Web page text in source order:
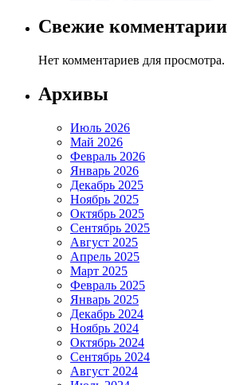
Свежие комментарии
Нет комментариев для просмотра.
Архивы
Июль 2026
Май 2026
Февраль 2026
Январь 2026
Декабрь 2025
Ноябрь 2025
Октябрь 2025
Сентябрь 2025
Август 2025
Апрель 2025
Март 2025
Февраль 2025
Январь 2025
Декабрь 2024
Ноябрь 2024
Октябрь 2024
Сентябрь 2024
Август 2024